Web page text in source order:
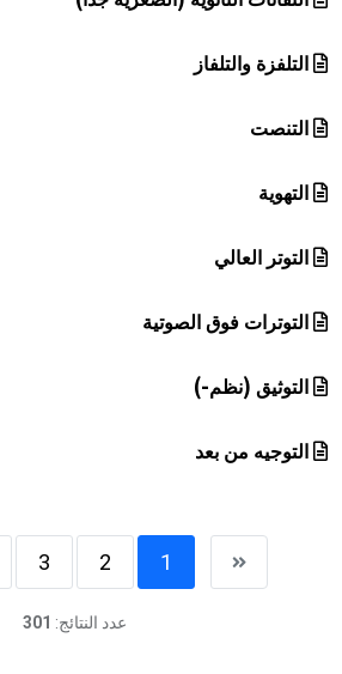
التلفزة والتلفاز
التنصت
التهوية
التوتر العالي
التوترات فوق الصوتية
التوثيق (نظم-)
التوجيه من بعد
1
2
3
عدد النتائج: 301